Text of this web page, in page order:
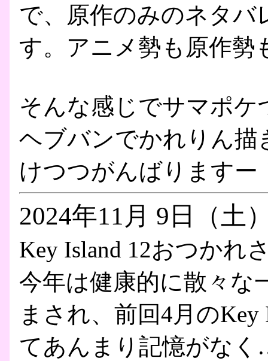
で、原作のみのネタバ
す。アニメ勢も原作勢
そんな感じでサマポ
ヘブバンでかれりん描
けつつがんばりますー
2024年11月 9日（土
Key Island 12おつかれ
今年は健康的に散々
まされ、前回4月の
てあんまり記憶がな